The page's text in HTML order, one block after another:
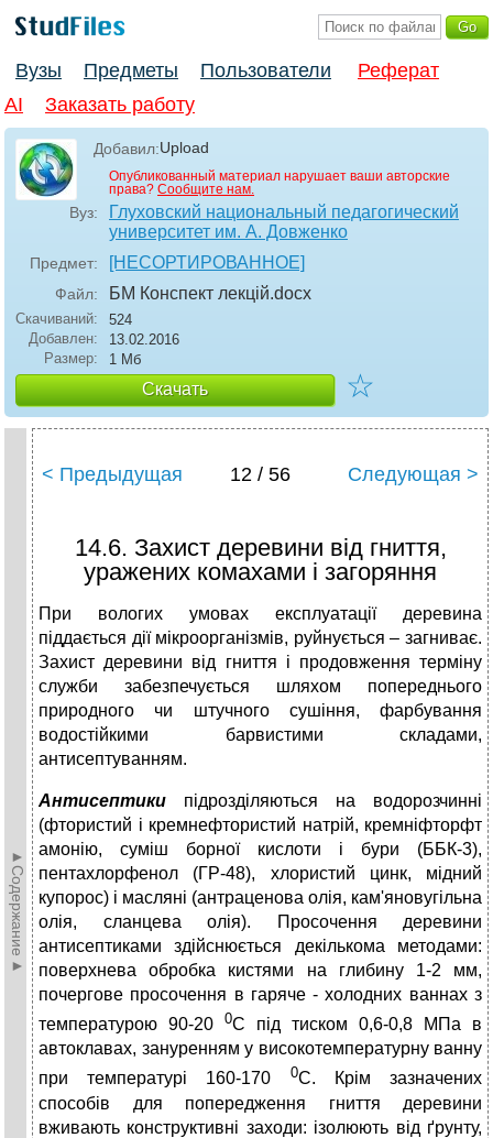
Вузы Предметы Пользователи
Реферат
AI
Заказать работу
Добавил:Upload
Опубликованный материал нарушает ваши авторские
права? Сообщите нам.
Вуз:
Глуховский национальный педагогический
университет им. А. Довженко
Предмет: [НЕСОРТИРОВАННОЕ]
Файл: БМ Конспект лекцій.docx
Скачиваний:
524
Добавлен:
13.02.2016
Размер:
1 Мб
Скачать ☆
►Содержание►
< Предыдущая 12 / 56 Следующая >
14.6. Захист деревини від гниття,
уражених комахами і загоряння
При вологих умовах експлуатації деревина
піддається дії мікроорганізмів, руйнується – загниває.
Захист деревини від гниття і продовження терміну
служби забезпечується шляхом попереднього
природного чи штучного сушіння, фарбування
водостійкими барвистими складами,
антисептуванням.
Антисептики підрозділяються на водорозчинні
(фтористий і кремнефтористий натрій, кремніфторфт
амонію, суміш борної кислоти і бури (ББК-3),
пентахлорфенол (ГР-48), хлористий цинк, мідний
купорос) і масляні (антраценова олія, кам'яновугільна
олія, сланцева олія). Просочення деревини
антисептиками здійснюється декількома методами:
поверхнева обробка кистями на глибину 1-2 мм,
почергове просочення в гаряче - холодних ваннах з
температурою 90-20 0С під тиском 0,6-0,8 МПа в
автоклавах, зануренням у високотемпературну ванну
при температурі 160-170 0С. Крім зазначених
способів для попередження гниття деревини
вживають конструктивні заходи: ізолюють від ґрунту,